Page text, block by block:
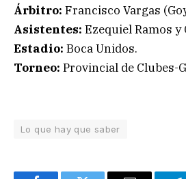
Árbitro: Francisco Vargas
Asistentes: Ezequiel Ramos y
Estadio: Boca Unidos.
Torneo: Provincial de Clubes-
Lo que hay que saber